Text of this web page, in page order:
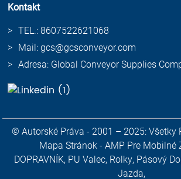
Kontakt
TEL.: 8607522621068
Mail: gcs@gcsconveyor.com
Adresa: Global Conveyor Supplies
© Autorské Práva - 2001 – 2025: Všetky
Mapa Stránok - AMP Pre Mobilné
DOPRAVNÍK, PU Valec, Rolky, Pásový
Jazda,